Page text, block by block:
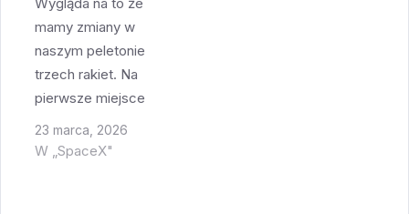
na moment silniki a
następnie wrócić do
hangaru. SpaceX chce
cały ten manewr w
testu statycznego
mamy zmiany w
naszym peletonie
trzech rakiet. Na
pierwsze miejsce
wysunął się Artemis II
a New Glenn 2 i
23 marca, 2026
W „SpaceX"